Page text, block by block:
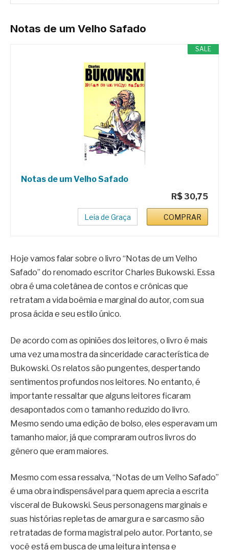
Notas de um Velho Safado
SALE
Notas de um Velho Safado
R$ 30,75
Leia de Graça COMPRAR
Hoje vamos falar sobre o livro “Notas de um Velho
Safado” do renomado escritor Charles Bukowski. Essa
obra é uma coletânea de contos e crônicas que
retratam a vida boêmia e marginal do autor, com sua
prosa ácida e seu estilo único.
De acordo com as opiniões dos leitores, o livro é mais
uma vez uma mostra da sinceridade característica de
Bukowski. Os relatos são pungentes, despertando
sentimentos profundos nos leitores. No entanto, é
importante ressaltar que alguns leitores ficaram
desapontados com o tamanho reduzido do livro.
Mesmo sendo uma edição de bolso, eles esperavam um
tamanho maior, já que compraram outros livros do
gênero que eram maiores.
Mesmo com essa ressalva, “Notas de um Velho Safado”
é uma obra indispensável para quem aprecia a escrita
visceral de Bukowski. Seus personagens marginais e
suas histórias repletas de amargura e sarcasmo são
retratadas de forma magistral pelo autor. Portanto, se
você está em busca de uma leitura intensa e